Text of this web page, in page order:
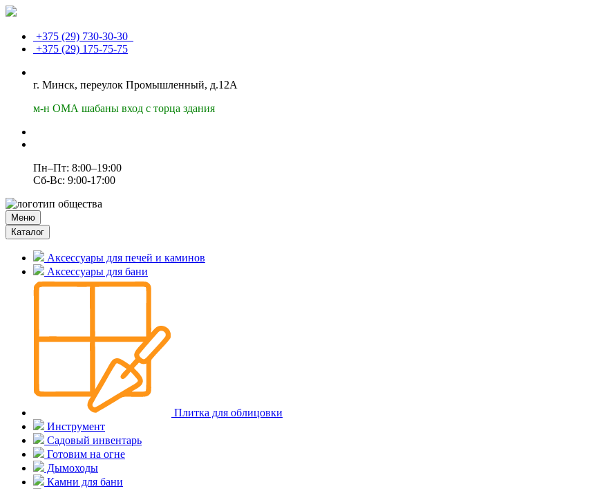
+375 (29) 730-30-30
+375 (29) 175-75-75
г. Минск, переулок Промышленный, д.12А
м-н ОМА шабаны вход с торца здания
Пн–Пт: 8:00–19:00
Сб-Вс: 9:00-17:00
Меню
Каталог
Аксессуары для печей и каминов
Аксессуары для бани
Плитка для облицовки
Инструмент
Садовый инвентарь
Готовим на огне
Дымоходы
Камни для бани